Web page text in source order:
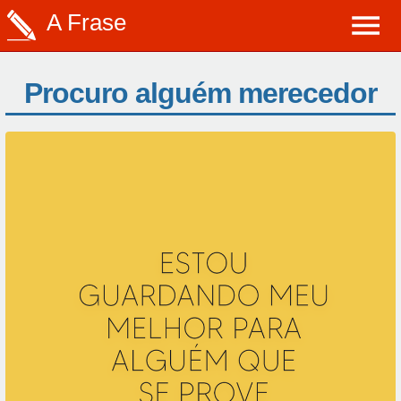
A Frase
Procuro alguém merecedor